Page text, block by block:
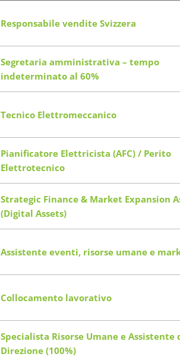
Responsabile vendite Svizzera
Segretaria amministrativa – tempo
indeterminato al 60%
Tecnico Elettromeccanico
Pianificatore Elettricista (AFC) / Perito
Elettrotecnico
Strategic Finance & Market Expansion
(Digital Assets)
Assistente eventi, risorse umane e
Collocamento lavorativo
Specialista Risorse Umane e Assistente
Direzione (100%)